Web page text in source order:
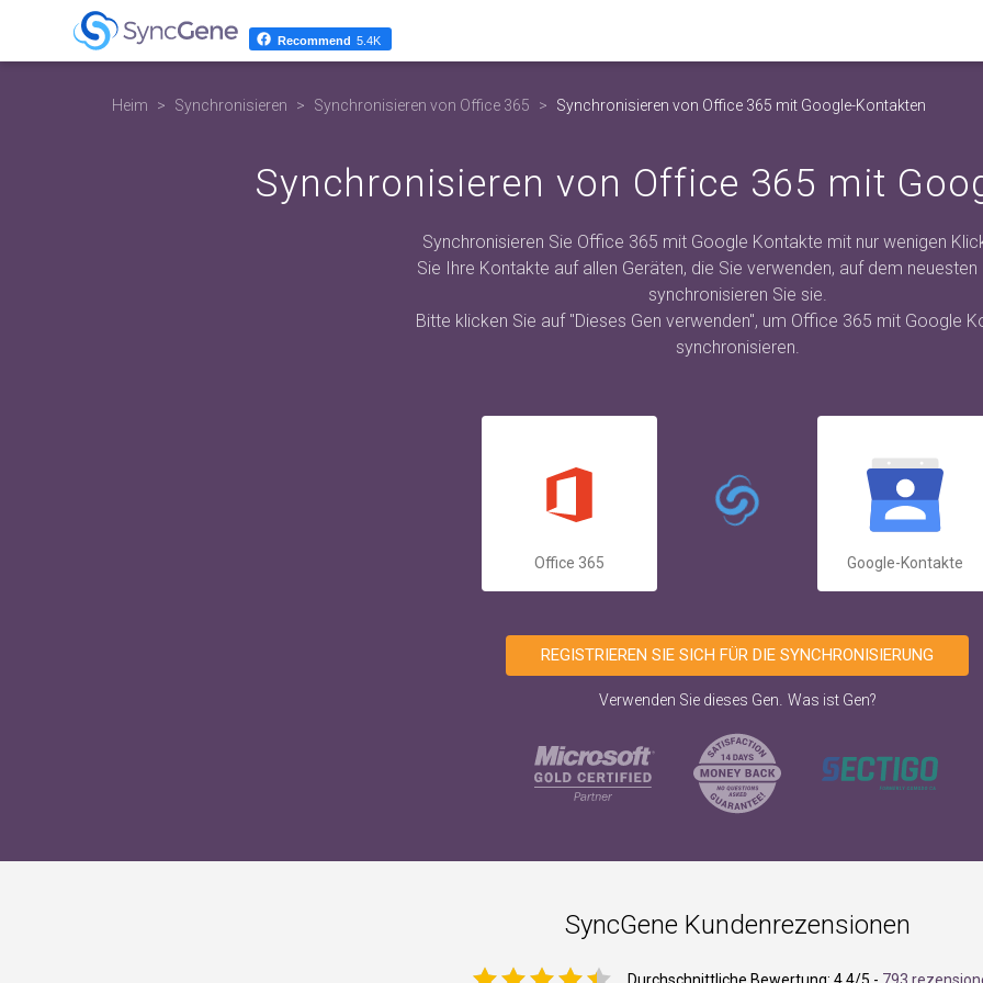
Heim Synchronisieren Synchronisieren von Office 365 Synchronisieren von Office 365 mit Google-Kontakten
Synchronisieren von Office 365 mit
Synchronisieren Sie Office 365 mit Google Kontakte mit nur wenigen
Sie Ihre Kontakte auf allen Geräten, die Sie verwenden, auf dem neuesten
synchronisieren Sie sie.
Bitte klicken Sie auf "Dieses Gen verwenden", um Office 365 mit Google
synchronisieren.
Office 365 Google-Kontakte
REGISTRIEREN SIE SICH FÜR DIE SYNCHRONISIERUNG
Verwenden Sie dieses Gen. Was ist Gen?
SyncGene Kundenrezensionen
Recommend 5.4K